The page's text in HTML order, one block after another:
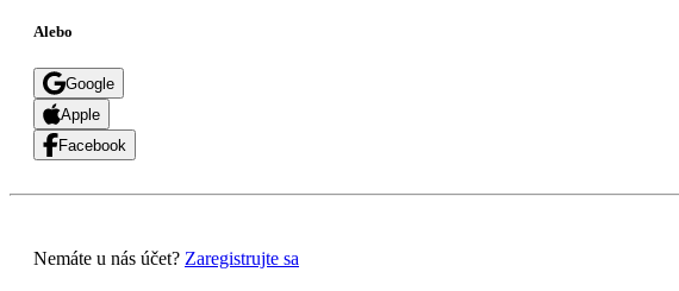
Alebo
Google
Apple
Facebook
Nemáte u nás účet? Zaregistrujte sa